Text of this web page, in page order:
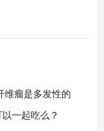
维瘤是多发性的
一起吃么？